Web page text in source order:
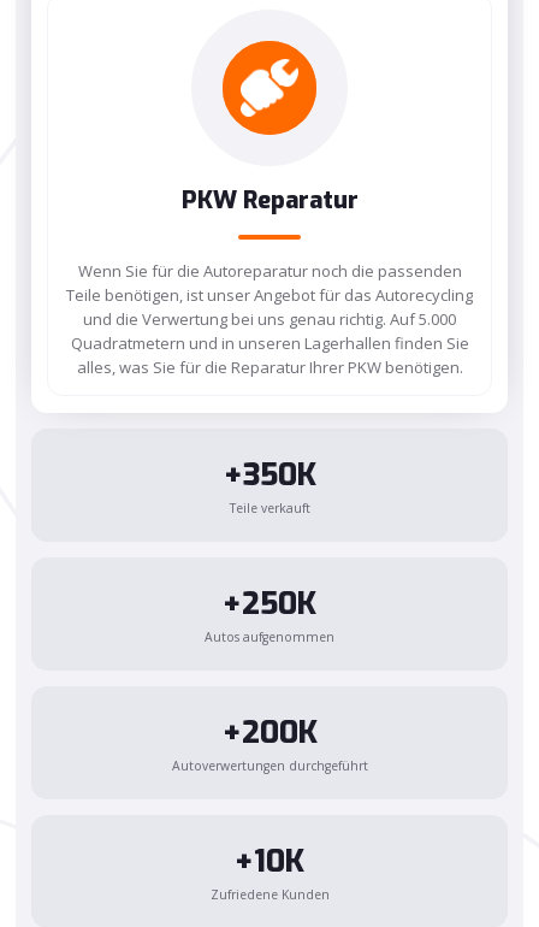
PKW Reparatur
Wenn Sie für die Autoreparatur noch die passenden
Teile benötigen, ist unser Angebot für das Autorecycling
und die Verwertung bei uns genau richtig. Auf 5.000
Quadratmetern und in unseren Lagerhallen finden Sie
alles, was Sie für die Reparatur Ihrer PKW benötigen.
+350K
Teile verkauft
+250K
Autos aufgenommen
+200K
Autoverwertungen durchgeführt
+10K
Zufriedene Kunden